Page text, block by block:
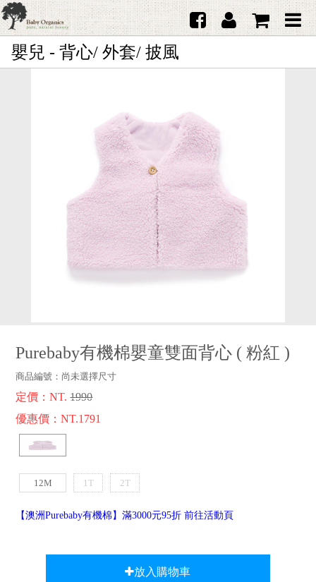
首頁
韓國Merebe寶寶配件
客服專區
嬰兒 - 背心/ 外套/ 披風
Purebaby有機棉嬰童雙面背心 (粉紅 )
商品編號： 尚未選擇尺寸
定價：NT.1990
優惠價：NT.1791
12M 1T 2T
【澳洲Purebaby有機棉】滿3000元95折 前往活動頁
放入購物車